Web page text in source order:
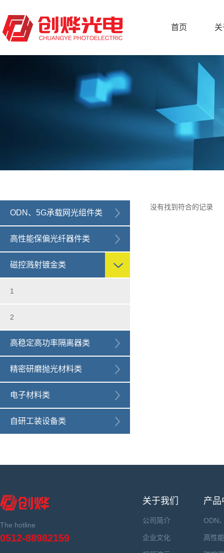
首页
ODN、5G承载网光组件类
高性能保偏光纤器件类
磁控溅射镀金类
1
2
高稳定高功率隔离器类
精密研磨抛光材料类
电子材料类
自研工装设备类
没有找到符合的记录
The hotline
0512-88982159
关于我们
公司简介
企业文化
产品
ODN
高性